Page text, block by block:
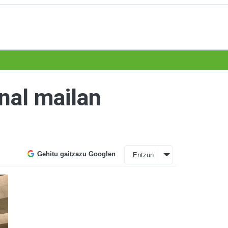
mailan
Gehitu gaitzazu Googlen Entzun